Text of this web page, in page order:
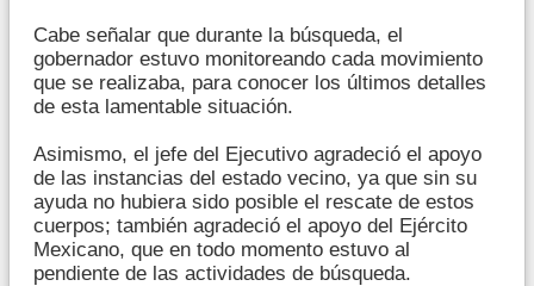
Cabe señalar que durante la búsqueda, el
gobernador estuvo monitoreando cada movimiento
que se realizaba, para conocer los últimos detalles
de esta lamentable situación.
Asimismo, el jefe del Ejecutivo agradeció el apoyo
de las instancias del estado vecino, ya que sin su
ayuda no hubiera sido posible el rescate de estos
cuerpos; también agradeció el apoyo del Ejército
Mexicano, que en todo momento estuvo al
pendiente de las actividades de búsqueda.